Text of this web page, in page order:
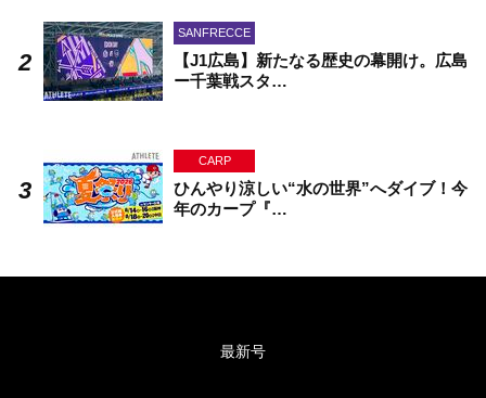
SANFRECCE
【J1広島】新たなる歴史の幕開け。広島
ー千葉戦スタ…
CARP
ひんやり涼しい“水の世界”へダイブ！今
年のカープ『…
最新号